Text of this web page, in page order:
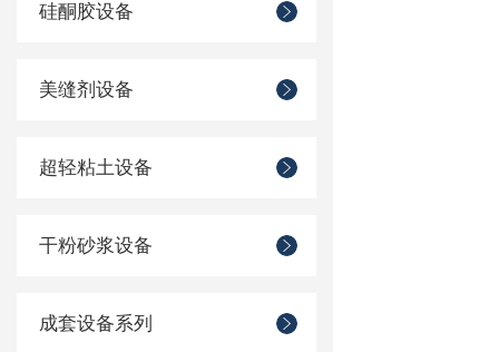
硅酮胶设备
美缝剂设备
超轻粘土设备
干粉砂浆设备
成套设备系列